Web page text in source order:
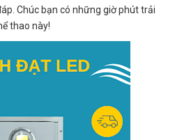
Chúc bạn có những giờ phút trải
thao này!